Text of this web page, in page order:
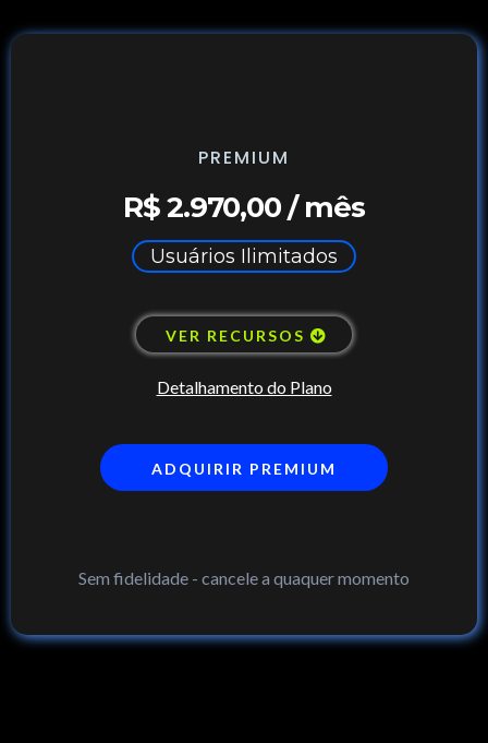
PREMIUM
R$ 2.970,00 / mês
Usuários Ilimitados
VER RECURSOS
Detalhamento do Plano
ADQUIRIR PREMIUM
Sem fidelidade - cancele a quaquer momento